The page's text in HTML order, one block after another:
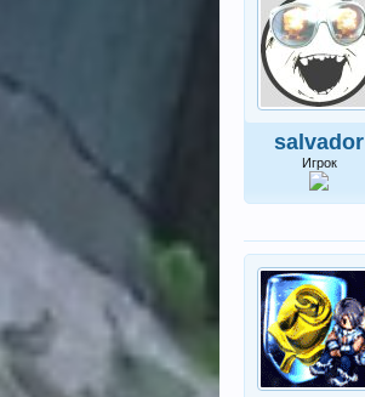
salvador
Игрок